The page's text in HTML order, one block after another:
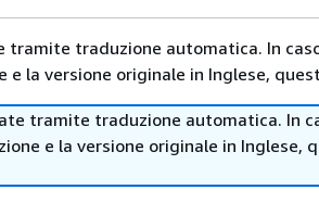
tramite traduzione automatica. In
e la versione originale in Inglese,
tramite traduzione automatica. In
e la versione originale in Inglese,